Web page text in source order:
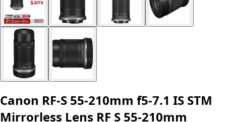
Canon RF-S 55-210mm f5-7.1 IS STM
Mirrorless Lens RF S 55-210mm